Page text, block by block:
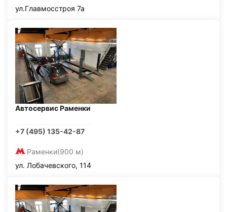
ул.Главмосстроя 7а
Автосервис Раменки
+7 (495) 135-42-87
Раменки(900 м)
ул. Лобачевского, 114